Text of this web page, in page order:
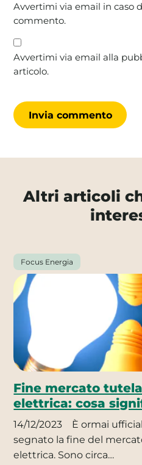
Avvertimi via email in caso
commento.
Avvertimi via email alla
articolo.
Altri articoli
Focus Energia
Fine mercato
elettrica: cosa
14/12/2023
È ormai
segnato la fine del
elettrica. Sono circa…